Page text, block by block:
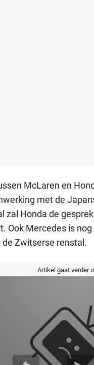
McLaren en
met de
zal Honda de
Ook Mercedes is
Zwitserse renstal.
Artikel gaat verder